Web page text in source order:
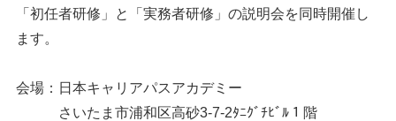
「初任者研修」と「実務者研修」の説明会を同時開催し
ます。
会場：日本キャリアパスアカデミー
さいたま市浦和区高砂3-7-2ﾀﾆｸﾞﾁﾋﾞﾙ１階